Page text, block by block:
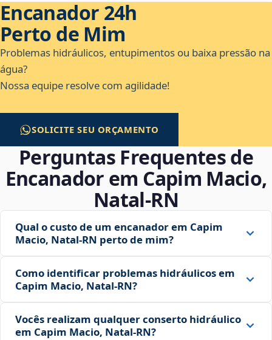
Encanador 24h
Perto de Mim
Problemas hidráulicos, entupimentos ou baixa pressão na
água?
Nossa equipe resolve com agilidade!
SOLICITE SEU ORÇAMENTO
Perguntas Frequentes de
Encanador em Capim Macio,
Natal‑RN
Qual o custo de um encanador em Capim
Macio, Natal‑RN perto de mim?
Como identificar problemas hidráulicos em
Capim Macio, Natal‑RN?
Vocês realizam qualquer conserto hidráulico
em Capim Macio, Natal‑RN?